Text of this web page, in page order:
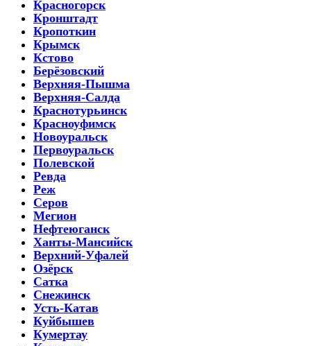
Красногорск
Кронштадт
Кропоткин
Крымск
Кстово
Берёзовский
Верхняя-Пышма
Верхняя-Салда
Краснотурьинск
Красноуфимск
Новоуральск
Первоуральск
Полевской
Ревда
Реж
Серов
Мегион
Нефтеюганск
Ханты-Мансийск
Верхний-Уфалей
Озёрск
Сатка
Снежинск
Усть-Катав
Куйбышев
Кумертау